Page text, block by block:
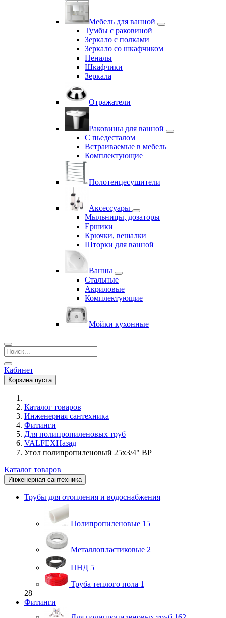
Мебель для ванной
Тумбы с раковиной
Зеркало с полками
Зеркало со шкафчиком
Пеналы
Шкафчики
Зеркала
Отражатели
Раковины для ванной
С пьедесталом
Встраиваемые в мебель
Комплектующие
Полотенцесушители
Аксессуары
Мыльницы, дозаторы
Ершики
Крючки, вешалки
Шторки для ванной
Ванны
Стальные
Акриловые
Комплектующие
Мойки кухонные
Кабинет
Корзина пуста
Каталог товаров
Инженерная сантехника
Фитинги
Для полипропиленовых труб
VALFEXНазад
Угол полипропиленовый 25х3/4" ВР
Каталог товаров
Инженерная сантехника
Трубы для отопления и водоснабжения
Полипропиленовые 15
Металлопластиковые 2
ПНД 5
Труба теплого пола 1
28
Фитинги